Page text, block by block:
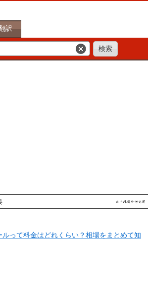
訳
ルって料金はどれくらい？相場をまとめて知